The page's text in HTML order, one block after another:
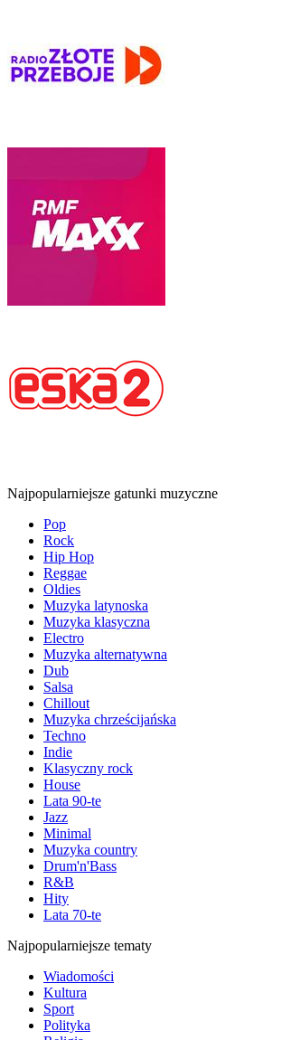
Najpopularniejsze gatunki muzyczne
Pop
Rock
Hip Hop
Reggae
Oldies
Muzyka latynoska
Muzyka klasyczna
Electro
Muzyka alternatywna
Dub
Salsa
Chillout
Muzyka chrześcijańska
Techno
Indie
Klasyczny rock
House
Lata 90-te
Jazz
Minimal
Muzyka country
Drum'n'Bass
R&B
Hity
Lata 70-te
Najpopularniejsze tematy
Wiadomości
Kultura
Sport
Polityka